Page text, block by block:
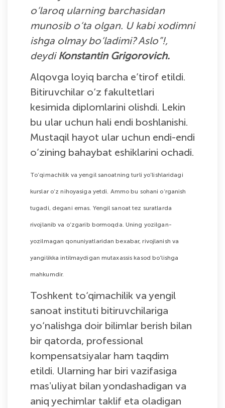
o‘laroq ularning barchasidan
munosib o‘ta olgan. U kabi xodimni
ishga olmay bo‘ladimi? Aslo”!,
deydi Konstantin Grigorovich.
Alqovga loyiq barcha e’tirof etildi.
Bitiruvchilar o‘z fakultetlari
kesimida diplomlarini olishdi. Lekin
bu ular uchun hali endi boshlanishi.
Mustaqil hayot ular uchun endi-endi
o’zining bahaybat eshiklarini ochadi.
To‘qimachilik va yengil sanoatning turli yo‘lishlaridagi
kurslar o‘z nihoyasiga yetdi. Ammo bu sohani o‘rganish
tugadi, degani emas. Yengil sanoat tez suratlarda
rivojlanib va o‘zgarib bormoqda. Uning yozilgan-
yozilmagan qonuniyatlaridan bexabar, rivojlanish va
yangilikka intilmaydigan mutaxassis kasod bo‘lishga
mahkumdir.
Toshkent to‘qimachilik va yengil
sanoat instituti bitiruvchilariga
yo‘nalishga doir bilimlar berish bilan
bir qatorda, professional
kompensatsiyalar ham taqdim
etildi. Ularning har biri vazifasiga
masʼuliyat bilan yondashadigan va
aniq yechimlar taklif eta oladigan